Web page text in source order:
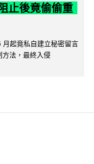
止後竟偷偷重
起竟私自建立秘密留言
法，最終入侵